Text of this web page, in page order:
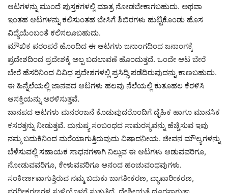
ಆಟಗಳನ್ನು ಮುಂದೆ ಪುಸ್ತಕಗಳಲ್ಲಿ ಮಾತ್ರ ನೋಡಬೇಕಾಗಬಹುದು. ಅಥವಾ
ಇಂತಹ ಆಟಗಳನ್ನು ಕಲಿಸುಂತಹ ಬೇಸಿಗೆ ಶಿಬಿರಗಳು ಹುಟ್ಟಿಕೊಂಡು ಹೊಸ
ವಿದ್ಯೆಯೆಂಬಂತೆ ಕಲಿಸಲೂಬಹುದು.
ಮೌಖಿಕ ಪರಂಪರೆ ಹೊಂದಿದ ಈ ಆಟಗಳು ಜನಾಂಗದಿಂದ ಜನಾಂಗಕ್ಕೆ
ಪ್ರದೇಶದಿಂದ ಪ್ರದೇಶಕ್ಕೆ ಅಲ್ಪ ಬದಲಾವಣೆ ಹೊಂದುತ್ತದೆ. ಒಂದೇ ಆಟ ಬೇರೆ
ಬೇರೆ ಹೆಸರಿನಿಂದ ವಿವಿಧ ಪ್ರದೇಶಗಳಲ್ಲಿ ಪ್ರಸಿದ್ಧಿ ಪಡೆದಿರುವುದನ್ನು ಕಾಣಬಹುದು.
ಈ ಹಿನ್ನೆಲೆಯಲ್ಲಿ ಜಾನಪದ ಆಟಗಳು ಹಲವು ನೆಲೆಯಲ್ಲಿ ಕುತೂಹಲ ಕೆರಳಿಸಿ
ಆಸಕ್ತಿಯನ್ನು ಅರಳಿಸುತ್ತವೆ.
ಜಾನಪದ ಆಟಗಳು ಮನರಂಜನೆ ಕೊಡುವುದರೊಂದಿಗೆ ದೈಹಿಕ ಹಾಗೂ ಮಾನಸಿಕ
ಕಸರತ್ತನ್ನು ನೀಡುತ್ತವೆ. ಮನುಷ್ಯ ಸಂಬಂಧದ ಸಾಮರಸ್ಯವನ್ನು ಹೆಚ್ಚಿಸುವ ಇವು
ನಮ್ಮ ಬದುಕಿನಿಂದ ಮರೆಯಾಗುತ್ತಿರುವುದು ವಿಷಾದನೀಯ. ಜೀವನ ಮೌಲ್ಯಗಳನ್ನು
ಬೆಳೆಸುವಲ್ಲಿ ಸಹಾಯಕ ಸಾಧನಗಳಾಗಿ ನಿಲ್ಲುವ ಈ ಆಟಗಳು ಆಡುವವರಿಗೂ,
ನೋಡುವವರಿಗೂ, ಕೇಳುವವರಿಗೂ ಆನಂದ ಹಂಚುವಂಥವುಗಳು.
ಸಂಕೀರ್ಣವಾಗುತ್ತಿರುವ ನಮ್ಮ ಬದುಕು ಜಾಗತೀಕರಣ, ವ್ಯಾಪಾರೀಕರಣ,